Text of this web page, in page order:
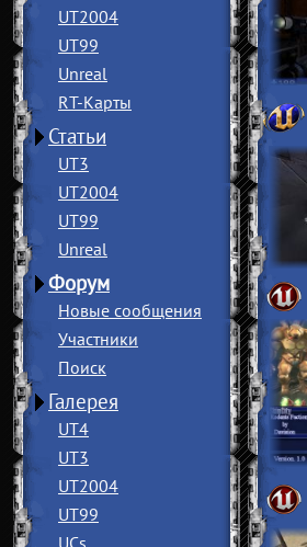
UT2004
UT99
Unreal
RT-Карты
Статьи
UT3
UT2004
UT99
Unreal
Форум
Новые сообщения
Участники
Поиск
Галерея
UT4
UT3
UT2004
UT99
UCs